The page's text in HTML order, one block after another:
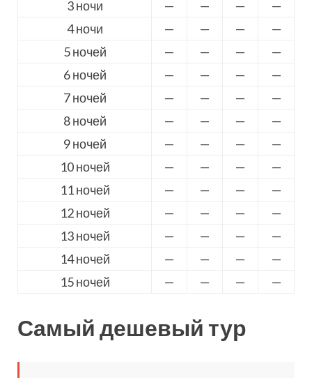
3 ночи
— — —
—
4 ночи
— — —
—
5 ночей
— — —
—
6 ночей
— — —
—
7 ночей
— — —
—
8 ночей
— — —
—
9 ночей
— — —
—
10 ночей
— — —
—
11 ночей
— — —
—
12 ночей
— — —
—
13 ночей
— — —
—
14 ночей
— — —
—
15 ночей
— — — —
Самый дешевый тур